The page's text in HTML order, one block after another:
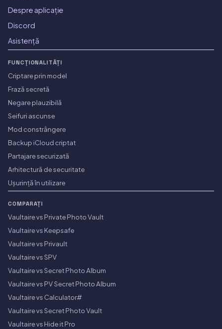
Despre aplicație
Discord
Asistență
FUNCȚIONALITĂȚI
Criptare prin model
Frază secretă
Negare plauzibilă
Seifuri ascunse
Mod constrângere
Backup iCloud criptat
Partajare securizată
Arhitectură de securitate
Ușurință în utilizare
COMPARAȚI
Vaultaire vs Private Photo Vault
Vaultaire vs Keepsafe
Vaultaire vs Privault
Vaultaire vs SPV
Vaultaire vs Secret Photo Album
Vaultaire vs PV Secret Photo Album
Vaultaire vs Calculator#
Vaultaire vs Secret Photo Vault
Vaultaire vs Hide it Pro